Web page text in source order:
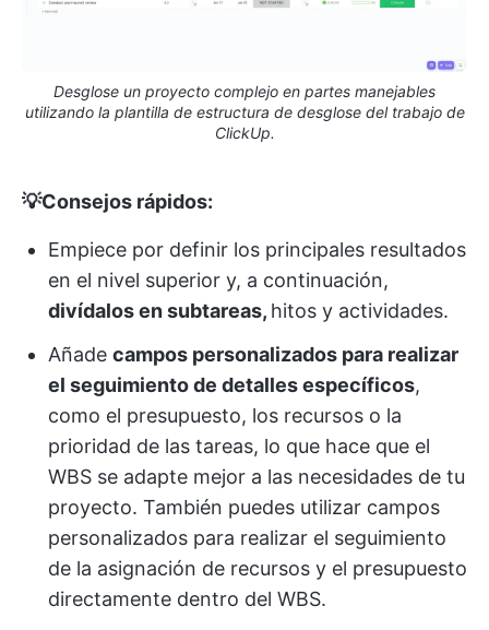
Desglose un proyecto complejo en partes manejables
utilizando la plantilla de estructura de desglose del trabajo de
ClickUp.
💡Consejos rápidos:
Empiece por definir los principales resultados
en el nivel superior y, a continuación,
divídalos en subtareas, hitos y actividades.
Añade campos personalizados para realizar
el seguimiento de detalles específicos,
como el presupuesto, los recursos o la
prioridad de las tareas, lo que hace que el
WBS se adapte mejor a las necesidades de tu
proyecto. También puedes utilizar campos
personalizados para realizar el seguimiento
de la asignación de recursos y el presupuesto
directamente dentro del WBS.